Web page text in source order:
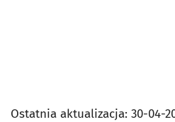
Ostatnia aktualizacja: 30-04-